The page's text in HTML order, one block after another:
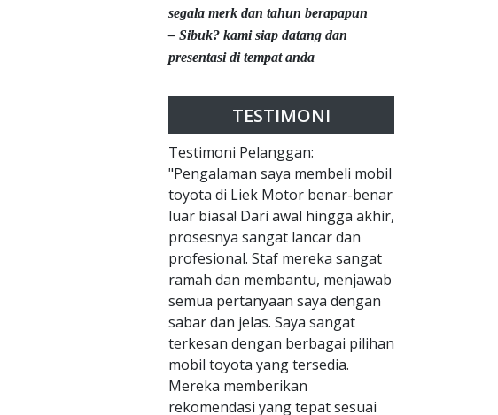
segala merk dan tahun berapapun
– Sibuk? kami siap datang dan
presentasi di tempat anda
TESTIMONI
Testimoni Pelanggan:
"Pengalaman saya membeli mobil
toyota di Liek Motor benar-benar
luar biasa! Dari awal hingga akhir,
prosesnya sangat lancar dan
profesional. Staf mereka sangat
ramah dan membantu, menjawab
semua pertanyaan saya dengan
sabar dan jelas. Saya sangat
terkesan dengan berbagai pilihan
mobil toyota yang tersedia.
Mereka memberikan
rekomendasi yang tepat sesuai